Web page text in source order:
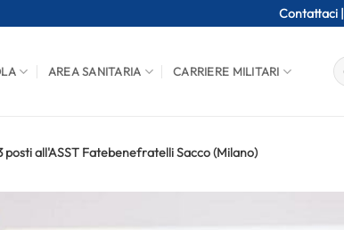
Contattaci |
AREA SANITARIA CARRIERE MILITARI
all'ASST Fatebenefratelli Sacco (Milano)